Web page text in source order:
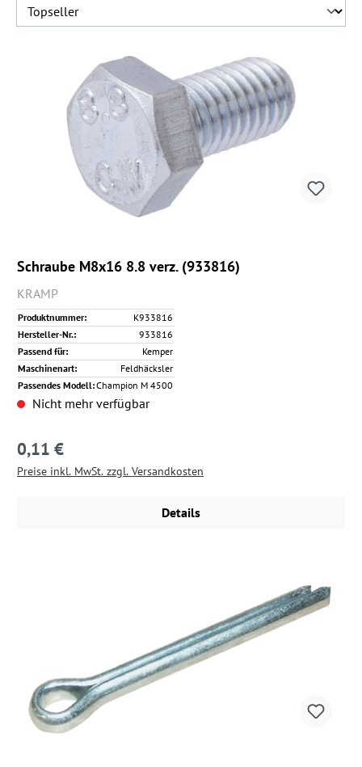
Schraube M8x16 8.8 verz. (933816)
KRAMP
Produktnummer:
K933816
Hersteller-Nr.:
933816
Passend für:
Kemper
Maschinenart:
Feldhäcksler
Passendes Modell:Champion M 4500
Nicht mehr verfügbar
Regulärer Preis:
0,11 €
Preise inkl. MwSt. zzgl. Versandkosten
Details